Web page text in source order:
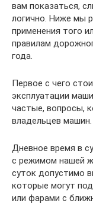
вам показаться,
логично. Ниже мы
применения того
правилам
года.
Первое с чего
эксплуатации
частые, вопросы,
владельцев машин.
Дневное время в
с режимом нашей
суток допустимо
которые могут
или фарами с